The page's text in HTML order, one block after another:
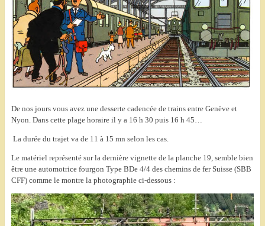
De nos jours vous avez une desserte cadencée de trains entre Genève et
Nyon. Dans cette plage horaire il y a 16 h 30 puis 16 h 45…
La durée du trajet va de 11 à 15 mn selon les cas.
Le matériel représenté sur la dernière vignette de la planche 19, semble bien
être une automotrice fourgon Type BDe 4/4 des chemins de fer Suisse (SBB
CFF) comme le montre la photographie ci-dessous :